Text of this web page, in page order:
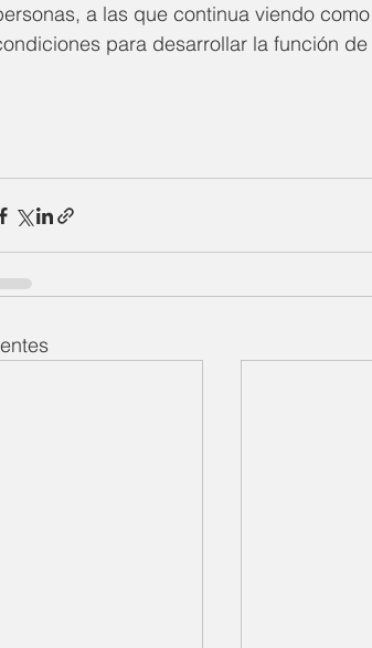
a las que continua viendo
para desarrollar la función